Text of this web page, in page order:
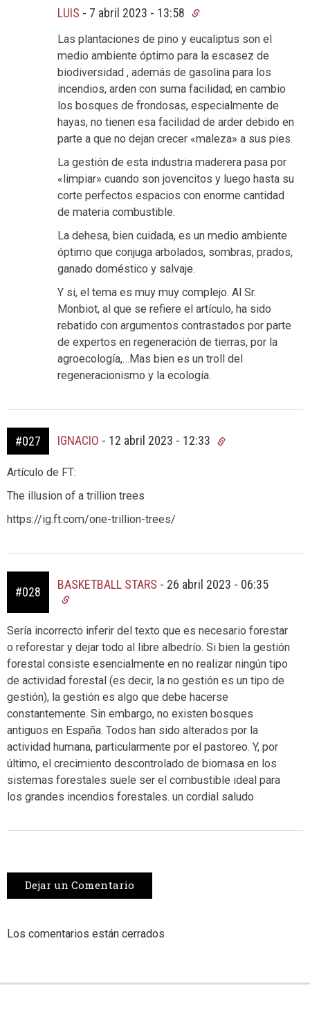
LUIS - 7 abril 2023 - 13:58
Las plantaciones de pino y eucaliptus son el
medio ambiente óptimo para la escasez de
biodiversidad , además de gasolina para los
incendios, arden con suma facilidad; en cambio
los bosques de frondosas, especialmente de
hayas, no tienen esa facilidad de arder debido en
parte a que no dejan crecer «maleza» a sus pies.
La gestión de esta industria maderera pasa por
«limpiar» cuando son jovencitos y luego hasta su
corte perfectos espacios con enorme cantidad
de materia combustible.
La dehesa, bien cuidada, es un medio ambiente
óptimo que conjuga arbolados, sombras, prados,
ganado doméstico y salvaje.
Y si, el tema es muy muy complejo. Al Sr.
Monbiot, al que se refiere el artículo, ha sido
rebatido con argumentos contrastados por parte
de expertos en regeneración de tierras, por la
agroecología,…Mas bien es un troll del
regeneracionismo y la ecología.
#027 IGNACIO - 12 abril 2023 - 12:33
Artículo de FT:
The illusion of a trillion trees
https://ig.ft.com/one-trillion-trees/
#028
BASKETBALL STARS - 26 abril 2023 - 06:35
Sería incorrecto inferir del texto que es necesario forestar
o reforestar y dejar todo al libre albedrío. Si bien la gestión
forestal consiste esencialmente en no realizar ningún tipo
de actividad forestal (es decir, la no gestión es un tipo de
gestión), la gestión es algo que debe hacerse
constantemente. Sin embargo, no existen bosques
antiguos en España. Todos han sido alterados por la
actividad humana, particularmente por el pastoreo. Y, por
último, el crecimiento descontrolado de biomasa en los
sistemas forestales suele ser el combustible ideal para
los grandes incendios forestales. un cordial saludo
Dejar un Comentario
Los comentarios están cerrados